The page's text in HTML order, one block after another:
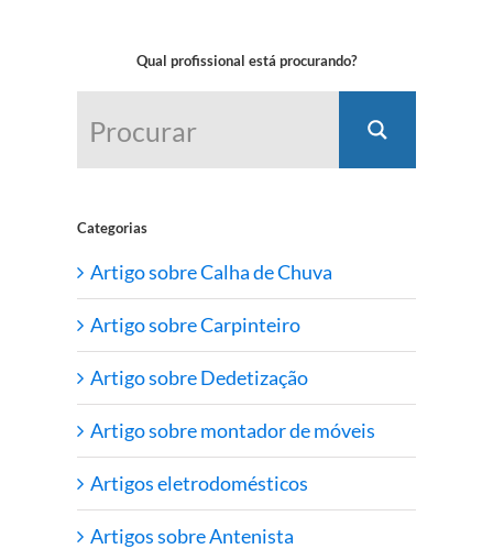
Qual profissional está procurando?
Categorias
Artigo sobre Calha de Chuva
Artigo sobre Carpinteiro
Artigo sobre Dedetização
Artigo sobre montador de móveis
Artigos eletrodomésticos
Artigos sobre Antenista